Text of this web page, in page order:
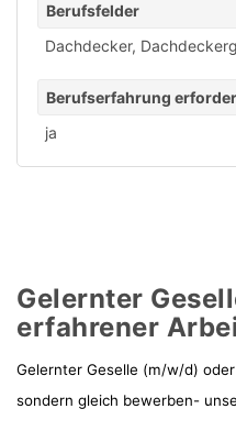
Berufsfelder
Dachdecker,
Berufserfahrung
ja
Gelernter
erfahrener
Gelernter Geselle (m/w/d)
sondern gleich bewerben-